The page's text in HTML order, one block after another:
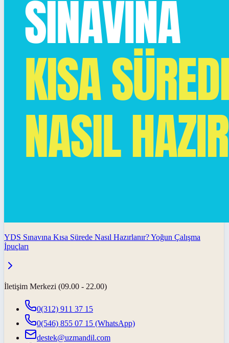
YDS Sınavına Kısa Sürede Nasıl Hazırlanır? Yoğun Çalışma
İpuçları
İletişim Merkezi (09.00 - 22.00)
0(312) 911 37 15
0(546) 855 07 15 (WhatsApp)
destek@uzmandil.com